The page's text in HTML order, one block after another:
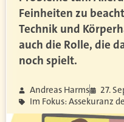
Feinheiten zu
Technik und
auch die Rolle, die
noch spielt.
Andreas Harms 27.
Im Fokus: Assekuranz